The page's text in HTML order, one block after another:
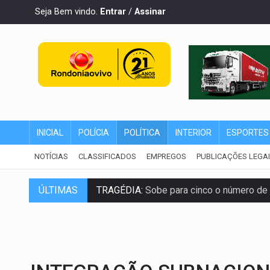
Seja Bem vindo. Entrar / Assinar
INICIAL POLÍCIA POLÍTICA INTERIOR ESPORTES
NOTÍCIAS CLASSIFICADOS EMPREGOS PUBLICAÇÕES
ÚLTIMAS TRAGÉDIA: Sobe para cinco o número
COLEGIADO: Brasil e Rússia discutem